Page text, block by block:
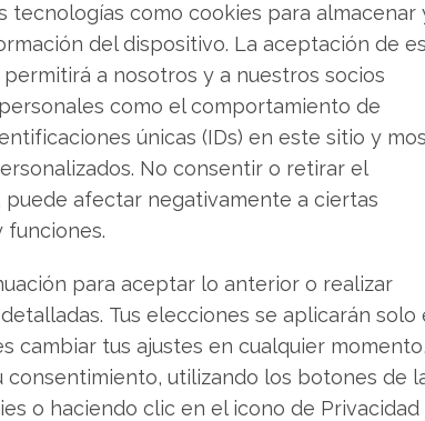
tecnologías como cookies para almacenar
del dispositivo. La aceptación de
a nosotros y a nuestros socios
como el comportamiento de
únicas (IDs) en este sitio y
No consentir o retirar el
afectar negativamente a ciertas
funciones.
para aceptar lo anterior o realizar
Tus elecciones se aplicarán solo
cambiar tus ajustes en cualquier momento,
consentimiento, utilizando los botones de
o haciendo clic en el icono de Privacidad
Convertibles
de sus emisiones de deuda
de conversión ha quedado fijado
de lo que valía la acción en
a la emisión de hasta 120
den su aprobación en la
de conversión hasta que se
el 15 de diciembre. Si los
obligada a liquidar las
aún más su ya debilitada posición